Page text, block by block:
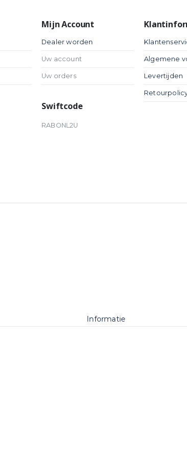
Mijn Account
Dealer worden
Uw account
Uw orders
Swiftcode
RABONL2U
Algemene
Levertijden
Informatie